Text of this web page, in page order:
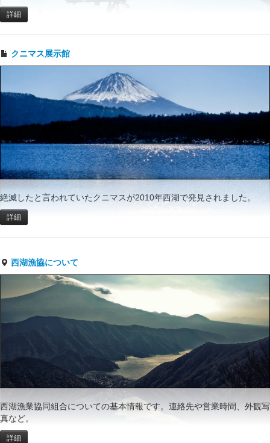
詳細
クニマス展示館
絶滅したと言われていたクニマスが2010年西湖で発見されました。
詳細
西湖漁協について
西湖漁業協同組合についての基本情報です。連絡先や営業時間、外観写
真など。
詳細